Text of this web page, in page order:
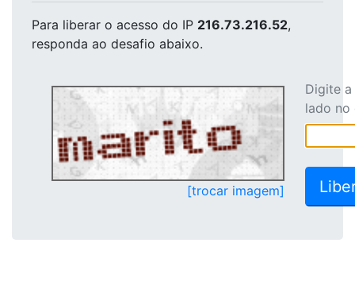
Para liberar o acesso do IP 216.73.216.52,
responda ao desafio abaixo.
[trocar imagem]
Digite
lado no